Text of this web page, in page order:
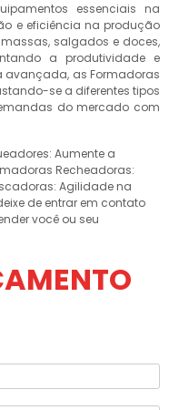
essenciais na
e eficiência na produção
salgados e doces,
a produtividade e
as Formadoras
se a diferentes tipos
do mercado com
Aumente a
Recheadoras:
Agilidade na
de entrar em contato
você ou seu